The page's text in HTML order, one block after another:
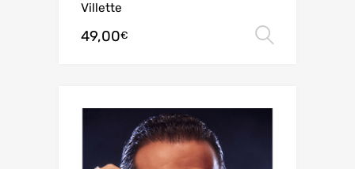
Villette
49,00€